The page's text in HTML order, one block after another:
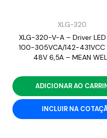
XLG-320
XLG-320-V-A – Driver LED
100-305VCA/142-431VCC
48V 6,5A – MEAN
ADICIONAR AO
INCLUIR NA